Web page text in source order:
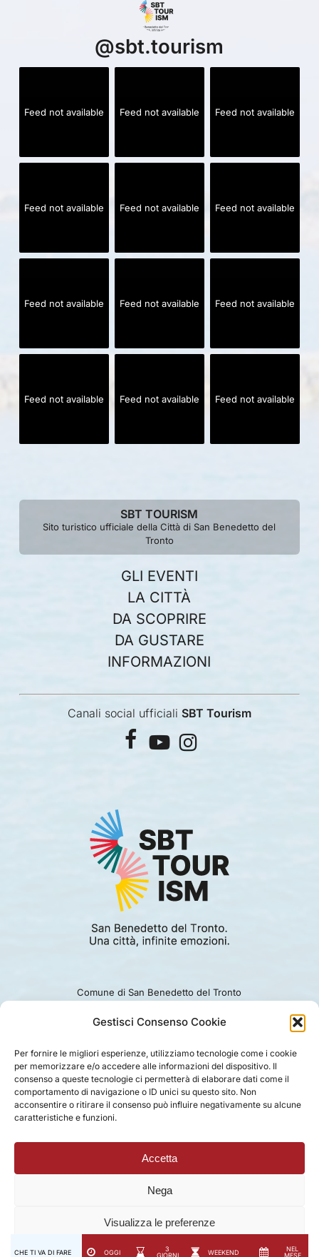
Gestisci Consenso Cookie
Per fornire le migliori esperienze, utilizziamo tecnologie come i cookie
per memorizzare e/o accedere alle informazioni del dispositivo. Il
consenso a queste tecnologie ci permetterà di elaborare dati come il
comportamento di navigazione o ID unici su questo sito. Non
acconsentire o ritirare il consenso può influire negativamente su alcune
caratteristiche e funzioni.
Accetta
Nega
Visualizza le preferenze
CHE TI VA DI FARE OGGI
3
GIORNI
WEEKEND
NEL
MESE
@sbt.tourism
Feed not available Feed not available Feed not available
Feed not available Feed not available Feed not available
Feed not available Feed not available Feed not available
Feed not available Feed not available Feed not available
SBT TOURISM
Sito turistico ufficiale della Città di San Benedetto del
Tronto
GLI EVENTI
LA CITTÀ
DA SCOPRIRE
DA GUSTARE
INFORMAZIONI
Canali social ufficiali SBT Tourism
facebook
youtubeinstagram
Comune di San Benedetto del Tronto
Ufficio turismo: 0735.794229
PRIVACY |COOKIE | LEGAL |DISCLAIMER